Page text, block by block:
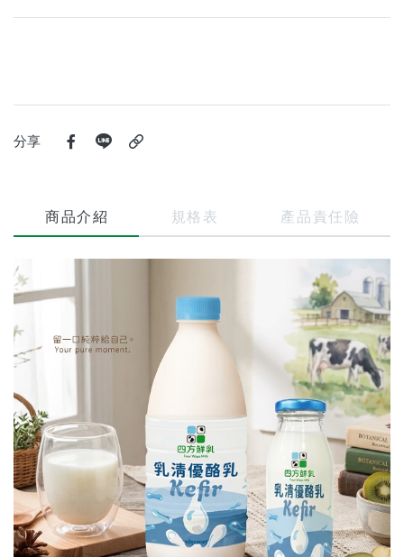
分享
商品介紹 規格表 產品責任險